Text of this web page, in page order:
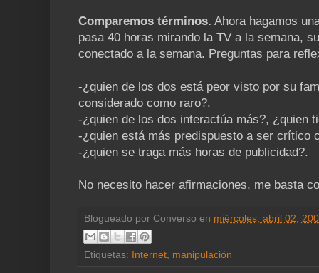
Comparemos términos. Ahora hagamos
pasa 40 horas mirando la TV a la semana,
conectado a la semana. Preguntas para
-¿quien de los dos está peor visto por su
considerado como raro?.
-¿quien de los dos interactúa más?, ¿quien
-¿quien está más predispuesto a ser crítico
-¿quien se traga más horas de publicidad?.
No necesito hacer afirmaciones, me basta
Blogueado por Converso en miércoles, abril 02,
Etiquetas: Internet, manipulación